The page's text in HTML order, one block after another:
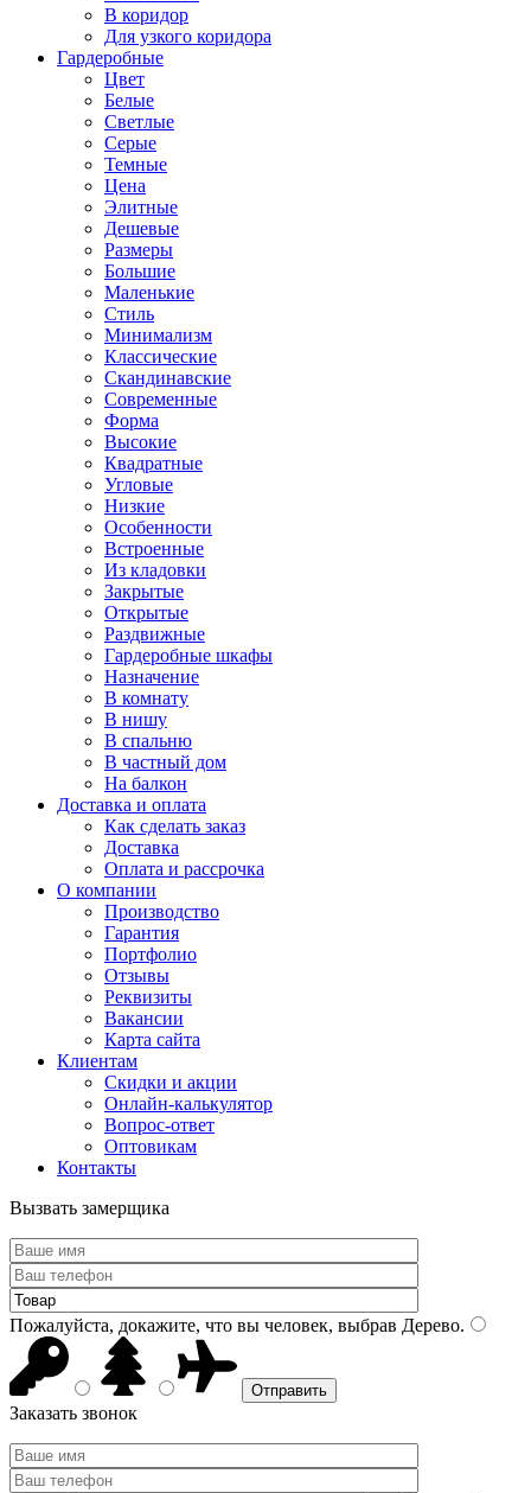
В коридор
Для узкого коридора
Гардеробные
Цвет
Белые
Светлые
Серые
Темные
Цена
Элитные
Дешевые
Размеры
Большие
Маленькие
Стиль
Минимализм
Классические
Скандинавские
Современные
Форма
Высокие
Квадратные
Угловые
Низкие
Особенности
Встроенные
Из кладовки
Закрытые
Открытые
Раздвижные
Гардеробные шкафы
Назначение
В комнату
В нишу
В спальню
В частный дом
На балкон
Доставка и оплата
Как сделать заказ
Доставка
Оплата и рассрочка
О компании
Производство
Гарантия
Портфолио
Отзывы
Реквизиты
Вакансии
Карта сайта
Клиентам
Скидки и акции
Онлайн-калькулятор
Вопрос-ответ
Оптовикам
Контакты
Вызвать замерщика
Пожалуйста, докажите, что вы человек, выбрав Дерево.
Заказать звонок